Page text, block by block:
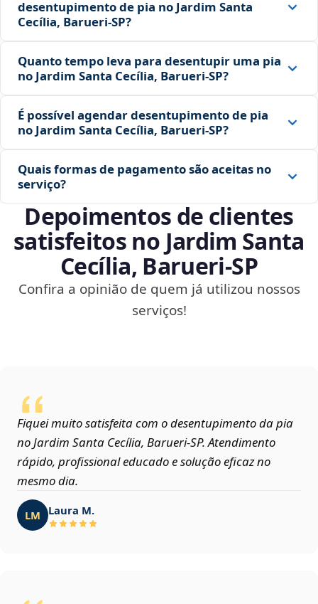
desentupimento de pia no Jardim Santa
Cecília, Barueri‑SP?
Quanto tempo leva para desentupir uma pia
no Jardim Santa Cecília, Barueri‑SP?
É possível agendar desentupimento de pia
no Jardim Santa Cecília, Barueri‑SP?
Quais formas de pagamento são aceitas no
serviço?
Depoimentos de clientes
satisfeitos no Jardim Santa
Cecília, Barueri‑SP
Confira a opinião de quem já utilizou nossos
serviços!
Fiquei muito satisfeita com o desentupimento da pia
no Jardim Santa Cecília, Barueri‑SP. Atendimento
rápido, profissional educado e solução eficaz no
mesmo dia.
LM Laura M.